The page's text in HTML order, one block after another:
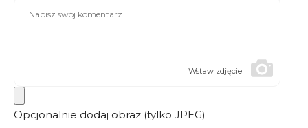
Wstaw zdjęcie
Opcjonalnie dodaj obraz (tylko JPEG)